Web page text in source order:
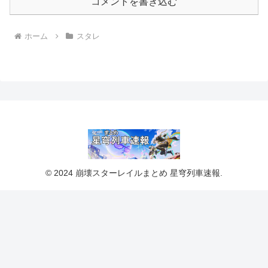
ホーム スタレ
© 2024 崩壊スターレイルまとめ 星穹列車速報.